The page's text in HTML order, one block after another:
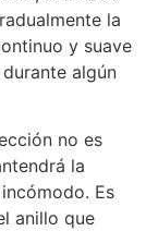
la
y suave
algún
no es
la
Es
anillo que